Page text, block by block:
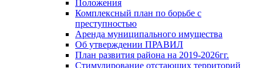
Положения
Комплексный план по борьбе с
преступностью
Аренда муниципального имущества
Об утверждении ПРАВИЛ
План развития района на 2019-2026гг.
Стимулирование отстающих территорий